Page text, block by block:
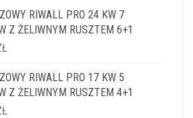
RIWALL PRO 24 KW 7
Z ŻELIWNYM RUSZTEM 6+1
RIWALL PRO 17 KW 5
Z ŻELIWNYM RUSZTEM 4+1